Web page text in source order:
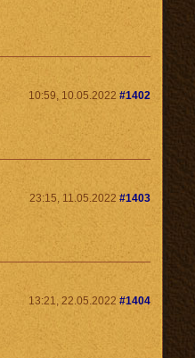
10:59, 10.05.2022 #1402
23:15, 11.05.2022 #1403
13:21, 22.05.2022 #1404